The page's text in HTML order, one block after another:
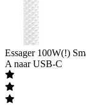
Essager 100W(!)
A naar USB-C